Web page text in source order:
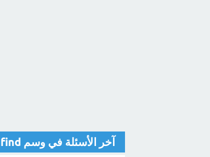
آخر الأسئلة في وسم find